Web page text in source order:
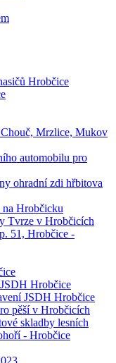
Hrobčice
Mrzlice, Mukov
automobilu pro
ohradní zdi hřbitova
na Hrobčicku
Tvrze v Hrobčicích
51, Hrobčice -
Hrobčice
JSDH Hrobčice
pěší v Hrobčicích
skladby lesních
- Hrobčice